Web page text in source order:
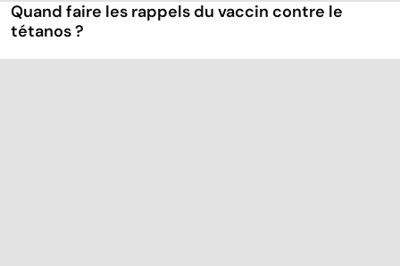
Quand faire les rappels du vaccin contre le
tétanos ?